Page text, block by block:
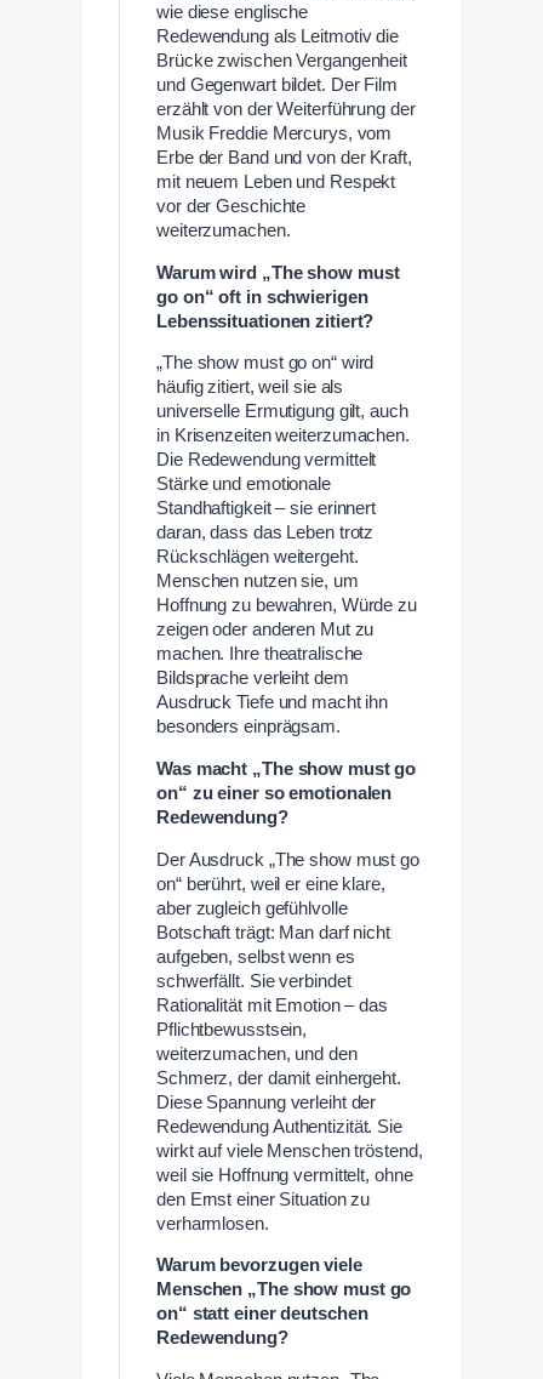
wie diese englische
Redewendung als Leitmotiv die
Brücke zwischen Vergangenheit
und Gegenwart bildet. Der Film
erzählt von der Weiterführung der
Musik Freddie Mercurys, vom
Erbe der Band und von der Kraft,
mit neuem Leben und Respekt
vor der Geschichte
weiterzumachen.
Warum wird „The show must
go on“ oft in schwierigen
Lebenssituationen zitiert?
„The show must go on“ wird
häufig zitiert, weil sie als
universelle Ermutigung gilt, auch
in Krisenzeiten weiterzumachen.
Die Redewendung vermittelt
Stärke und emotionale
Standhaftigkeit – sie erinnert
daran, dass das Leben trotz
Rückschlägen weitergeht.
Menschen nutzen sie, um
Hoffnung zu bewahren, Würde zu
zeigen oder anderen Mut zu
machen. Ihre theatralische
Bildsprache verleiht dem
Ausdruck Tiefe und macht ihn
besonders einprägsam.
Was macht „The show must go
on“ zu einer so emotionalen
Redewendung?
Der Ausdruck „The show must go
on“ berührt, weil er eine klare,
aber zugleich gefühlvolle
Botschaft trägt: Man darf nicht
aufgeben, selbst wenn es
schwerfällt. Sie verbindet
Rationalität mit Emotion – das
Pflichtbewusstsein,
weiterzumachen, und den
Schmerz, der damit einhergeht.
Diese Spannung verleiht der
Redewendung Authentizität. Sie
wirkt auf viele Menschen tröstend,
weil sie Hoffnung vermittelt, ohne
den Ernst einer Situation zu
verharmlosen.
Warum bevorzugen viele
Menschen „The show must go
on“ statt einer deutschen
Redewendung?